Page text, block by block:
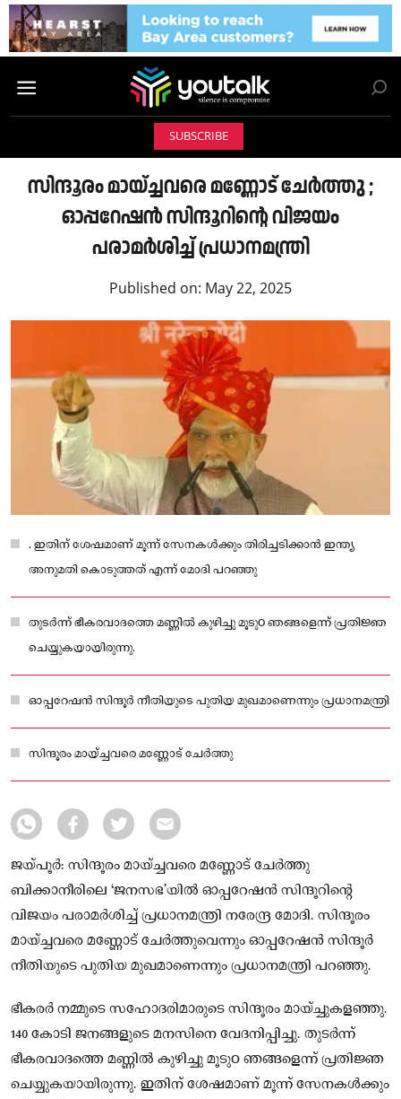
SUBSCRIBE
സിന്ദൂരം മായ്ച്ചവരെ മണ്ണോട് ചേർത്തു ;
ഓപ്പറേഷൻ സിന്ദൂറിന്റെ വിജയം
പരാമർശിച്ച് പ്രധാനമന്ത്രി
Published on: May 22, 2025
. ഇതിന് ശേഷമാണ് മൂന്ന് സേനകൾക്കും തിരിച്ചടിക്കാൻ ഇന്ത്യ
അനുമതി കൊടുത്തത് എന്ന് മോദി പറഞ്ഞു
തുടർന്ന് ഭീകരവാദത്തെ മണ്ണിൽ കുഴിച്ചു മൂടുo ഞങ്ങളെന്ന് പ്രതിജ്ഞ
ചെയ്യുകയായിരുന്നു.
ഓപ്പറേഷൻ സിന്ദൂർ നീതിയുടെ പുതിയ മുഖമാണെന്നും പ്രധാനമന്ത്രി
സിന്ദൂരം മായ്ച്ചവരെ മണ്ണോട് ചേർത്തു
ജയ്‌പൂർ: സിന്ദൂരം മായ്ച്ചവരെ മണ്ണോട് ചേർത്തു
ബിക്കാനീരിലെ ‘ജനസഭ’യിൽ ഓപ്പറേഷൻ സിന്ദൂറിന്റെ
വിജയം പരാമർശിച്ച് പ്രധാനമന്ത്രി നരേന്ദ്ര മോദി. സിന്ദൂരം
മായ്ച്ചവരെ മണ്ണോട് ചേർത്തുവെന്നും ഓപ്പറേഷൻ സിന്ദൂർ
നീതിയുടെ പുതിയ മുഖമാണെന്നും പ്രധാനമന്ത്രി പറഞ്ഞു.
ഭീകരർ നമ്മുടെ സഹോദരിമാരുടെ സിന്ദൂരം മായ്ച്ചുകളഞ്ഞു.
140 കോടി ജനങ്ങളുടെ മനസിനെ വേദനിപ്പിച്ചു. തുടർന്ന്
ഭീകരവാദത്തെ മണ്ണിൽ കുഴിച്ചു മൂടുo ഞങ്ങളെന്ന് പ്രതിജ്ഞ
ചെയ്യുകയായിരുന്നു. ഇതിന് ശേഷമാണ് മൂന്ന് സേനകൾക്കും